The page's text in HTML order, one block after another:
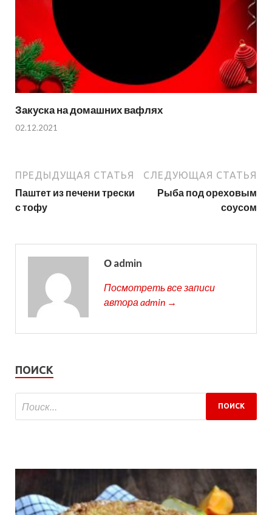
Закуска на домашних вафлях
02.12.2021
ПРЕДЫДУЩАЯ СТАТЬЯ
Паштет из печени трески
с тофу
СЛЕДУЮЩАЯ СТАТЬЯ
Рыба под ореховым
соусом
О admin
Посмотреть все записи
автора admin →
ПОИСК